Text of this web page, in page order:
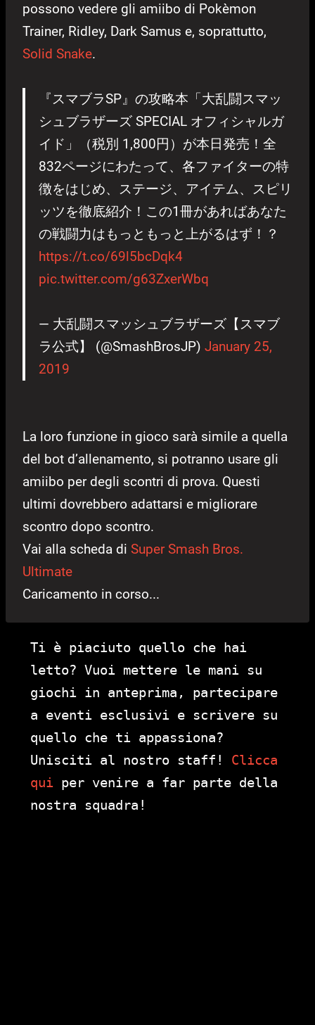
possono vedere gli amiibo di Pokèmon
Trainer, Ridley, Dark Samus e, soprattutto,
Solid Snake.
『スマブラSP』の攻略本「大乱闘スマッ
シュブラザーズ SPECIAL オフィシャルガ
イド」（税別 1,800円）が本日発売！全
832ページにわたって、各ファイターの特
徴をはじめ、ステージ、アイテム、スピリ
ッツを徹底紹介！この1冊があればあなた
の戦闘力はもっともっと上がるはず！？
https://t.co/69l5bcDqk4
pic.twitter.com/g63ZxerWbq
— 大乱闘スマッシュブラザーズ【スマブ
ラ公式】 (@SmashBrosJP) January 25,
2019
La loro funzione in gioco sarà simile a quella
del bot d’allenamento, si potranno usare gli
amiibo per degli scontri di prova. Questi
ultimi dovrebbero adattarsi e migliorare
scontro dopo scontro.
Vai alla scheda di Super Smash Bros.
Ultimate
Caricamento in corso...
Ti è piaciuto quello che hai
letto? Vuoi mettere le mani su
giochi in anteprima, partecipare
a eventi esclusivi e scrivere su
quello che ti appassiona?
Unisciti al nostro staff! Clicca
qui per venire a far parte della
nostra squadra!